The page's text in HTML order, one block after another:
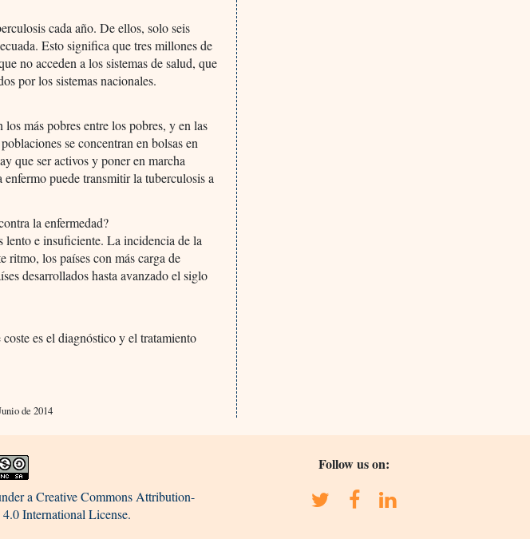
cada año. De ellos, solo seis
Esto significa que tres millones de
no acceden a los sistemas de salud, que
por los sistemas nacionales.
más pobres entre los pobres, y en las
se concentran en bolsas en
que ser activos y poner en marcha
puede transmitir la tuberculosis a
la enfermedad?
lento e insuficiente. La incidencia de la
ritmo, los países con más carga de
desarrollados hasta avanzado el siglo
es el diagnóstico y el tratamiento
de 2014
a Creative Commons Attribution-
International License.
Follow us on: